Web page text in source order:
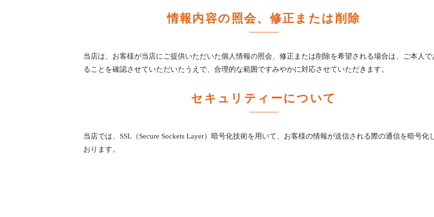
情報内容の照会、修正または削除
当店は、お客様が当店にご提供いただいた個人情報の照会、修正または削除を希望される場合は、ご本人で
ることを確認させていただいたうえで、合理的な範囲ですみやかに対応させていただきます。
セキュリティーについて
当店では、SSL（Secure Sockets Layer）暗号化技術を用いて、お客様の情報が送信される際の通信を暗号化
おります。